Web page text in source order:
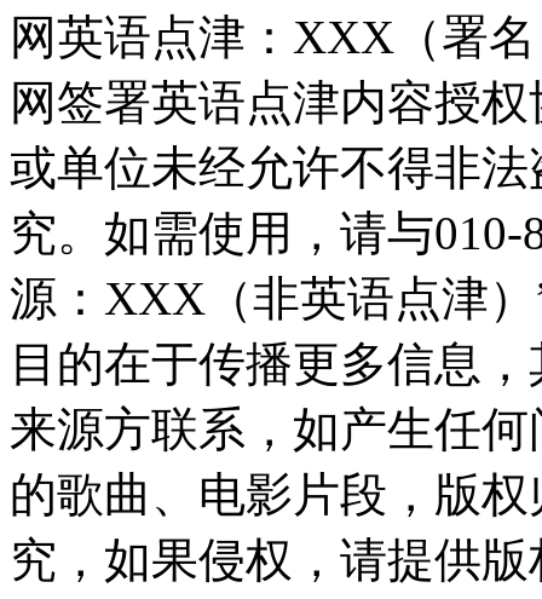
网英语点津：XXX（署
网签署英语点津内容授
或单位未经允许不得非
究。如需使用，请与010-
源：XXX（非英语点津
目的在于传播更多信息
来源方联系，如产生任
的歌曲、电影片段，版
究，如果侵权，请提供